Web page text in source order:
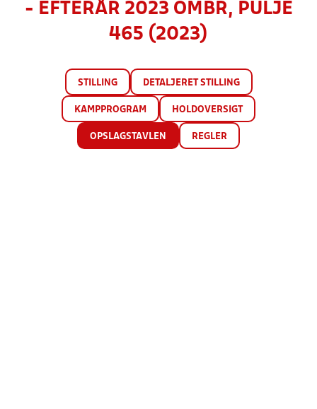
- EFTERÅR 2023 OMBR, PULJE
465 (2023)
STILLING DETALJERET STILLING
KAMPPROGRAM HOLDOVERSIGT
OPSLAGSTAVLEN REGLER